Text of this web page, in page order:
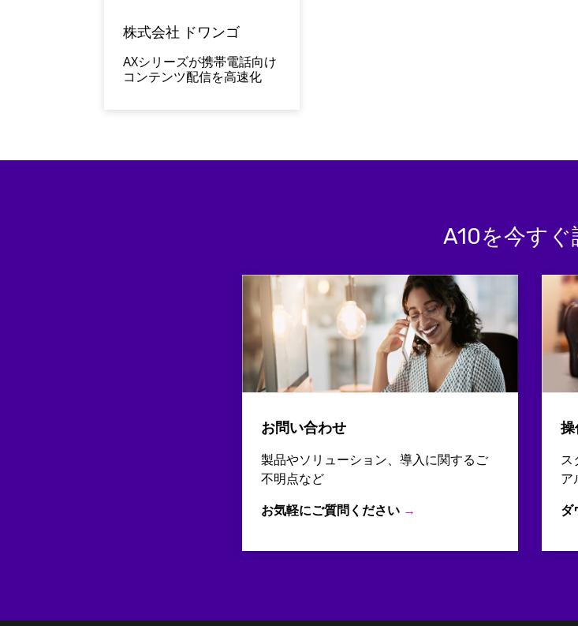
株式会社 ドワンゴ
AXシリーズが携帯電話向け
コンテンツ配信を高速化
A10を今すぐ
お問い合わせ
製品やソリューション、導入に関するご
不明点など
お気軽にご質問ください →
操
ス
ア
ダ